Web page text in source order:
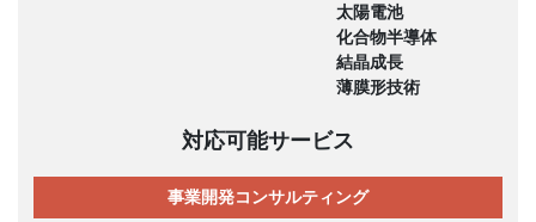
太陽電池
化合物半導体
結晶成長
薄膜形技術
対応可能サービス
事業開発コンサルティング